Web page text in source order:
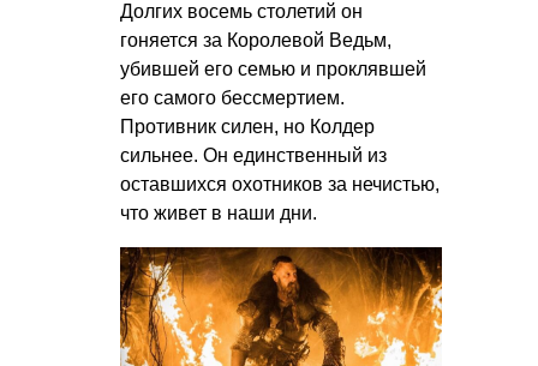
Долгих восемь столетий он
гоняется за Королевой Ведьм,
убившей его семью и проклявшей
его самого бессмертием.
Противник силен, но Колдер
сильнее. Он единственный из
оставшихся охотников за нечистью,
что живет в наши дни.